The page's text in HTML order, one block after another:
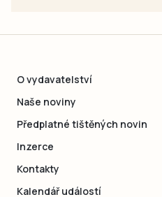
O vydavatelství
Naše noviny
Předplatné tištěných novin
Inzerce
Kontakty
Kalendář událostí